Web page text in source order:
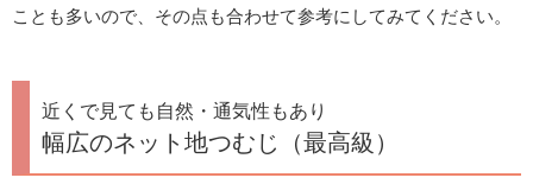
ことも多いので、その点も合わせて参考にしてみてください。
近くで見ても自然・通気性もあり
幅広のネット地つむじ（最高級）